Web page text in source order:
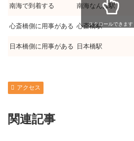
南海で到着する 南海なんば駅
心斎橋側に用事がある 心斎橋駅
日本橋側に用事がある 日本橋駅
スクロールできます
アクセス
関連記事